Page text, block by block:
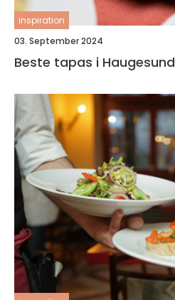
inspiration
03. September 2024
Beste tapas i Haugesund